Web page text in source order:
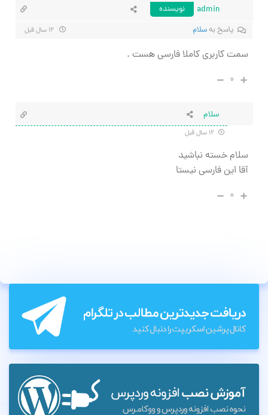
admin
نویسنده
پاسخ بهسلام
سمت کاربری کاملا فارسی هست .
۰
سلام
سلام خسته نباشید
آقا این فارسی نیستا
۰